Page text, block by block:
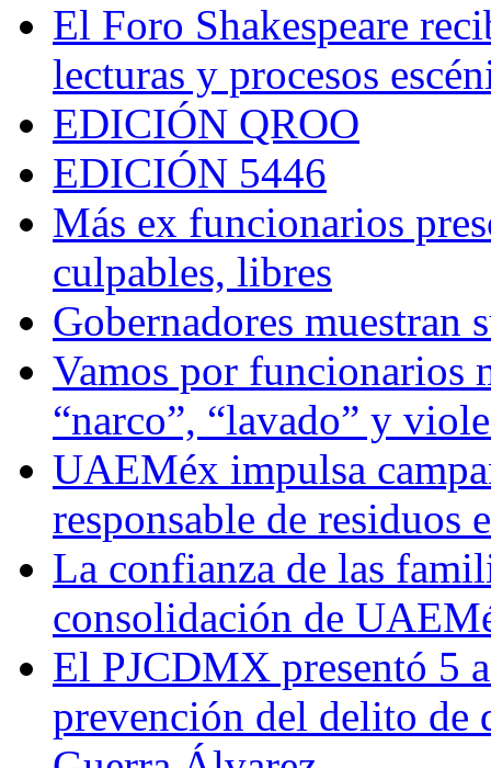
El Foro Shakespeare
lecturas y procesos
EDICIÓN QROO
EDICIÓN 5446
Más ex funcionarios
culpables, libres
Gobernadores muestran
Vamos por funcionarios
“narco”, “lavado” y
UAEMéx impulsa
responsable de residuos
La confianza de las
consolidación de
El PJCDMX presentó 5
prevención del delito de